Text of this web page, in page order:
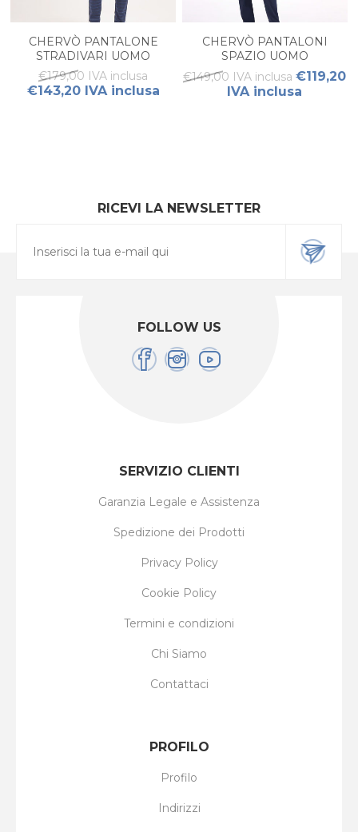
CHERVÒ PANTALONE
STRADIVARI UOMO
€179,00 IVA inclusa
€143,20 IVA inclusa
CHERVÒ PANTALONI
SPAZIO UOMO
€149,00 IVA inclusa €119,20
IVA inclusa
RICEVI LA NEWSLETTER
FOLLOW US
SERVIZIO CLIENTI
Garanzia Legale e Assistenza
Spedizione dei Prodotti
Privacy Policy
Cookie Policy
Termini e condizioni
Chi Siamo
Contattaci
PROFILO
Profilo
Indirizzi